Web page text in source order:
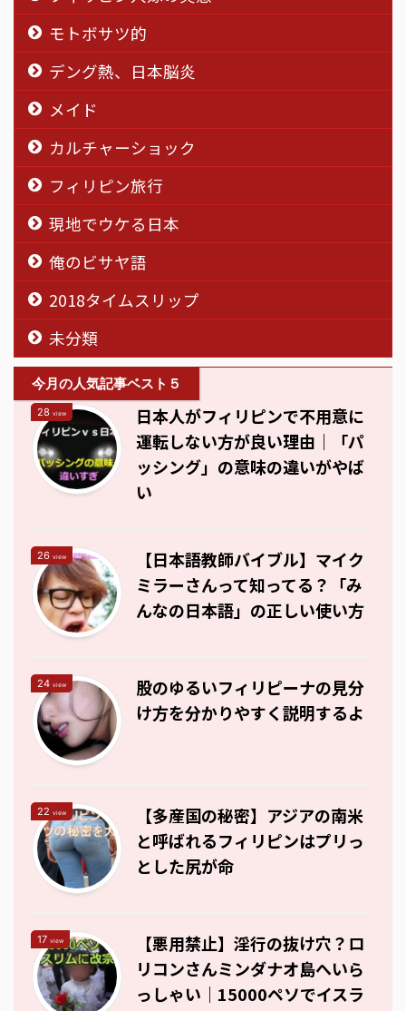
モトボサツ的
デング熱、日本脳炎
メイド
カルチャーショック
フィリピン旅行
現地でウケる日本
俺のビサヤ語
2018タイムスリップ
未分類
今月の人気記事ベスト５
28 view
日本人がフィリピンで不用意に
運転しない方が良い理由｜「パ
ッシング」の意味の違いがやば
い
26 view
【日本語教師バイブル】マイク
ミラーさんって知ってる？「み
んなの日本語」の正しい使い方
24 view
股のゆるいフィリピーナの見分
け方を分かりやすく説明するよ
22 view
【多産国の秘密】アジアの南米
と呼ばれるフィリピンはプリっ
とした尻が命
17 view
【悪用禁止】淫行の抜け穴？ロ
リコンさんミンダナオ島へいら
っしゃい｜15000ペソでイスラ